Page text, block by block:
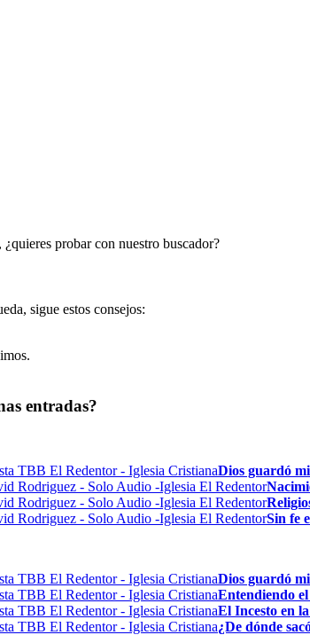
probar con nuestro buscador?
sigue estos consejos:
entradas?
Dios guardó
Sin fe
Dios guardó
Entendiendo
El Incesto en
¿De dónde